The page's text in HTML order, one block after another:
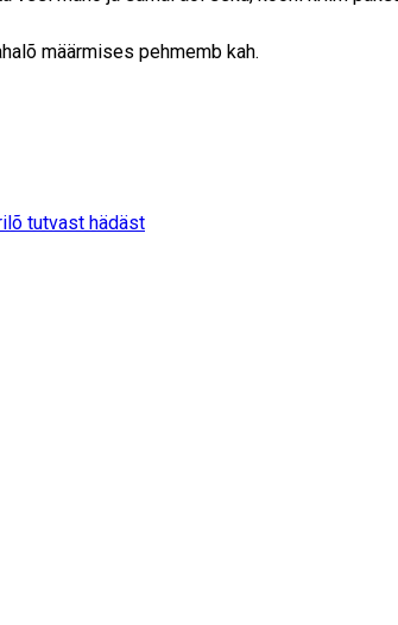
määrmises pehmemb kah.
tutvast hädäst